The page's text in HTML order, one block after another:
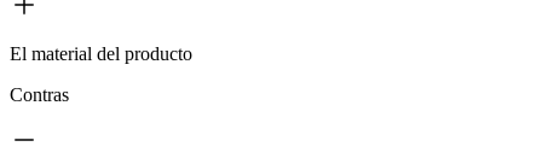
El material del producto
Contras